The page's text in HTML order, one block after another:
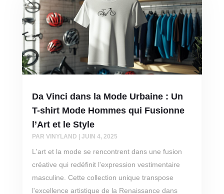
Da Vinci dans la Mode Urbaine : Un
T-shirt Mode Hommes qui Fusionne
l’Art et le Style
PAR VINYLAND JUIN 4, 2025
L'art et la mode se rencontrent dans une fusion
créative qui redéfinit l'expression vestimentaire
masculine. Cette collection unique transpose
l'excellence artistique de la Renaissance dans